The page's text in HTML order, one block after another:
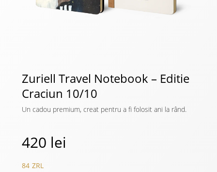
Zuriell Travel Notebook – Editie
Craciun 10/10
Un cadou premium, creat pentru a fi folosit ani la rând.
420 lei
84 ZRL